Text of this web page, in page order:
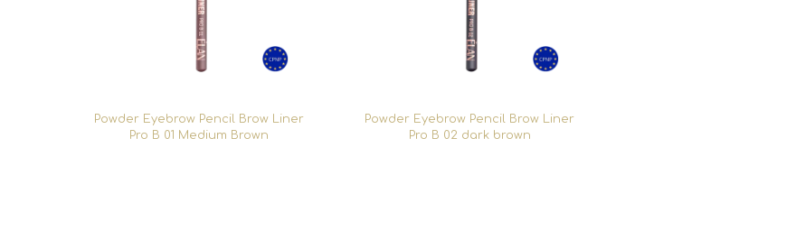
Powder Eyebrow Pencil Brow Liner
Pro B 01 Medium Brown
Powder Eyebrow Pencil Brow Liner
Pro B 02 dark brown